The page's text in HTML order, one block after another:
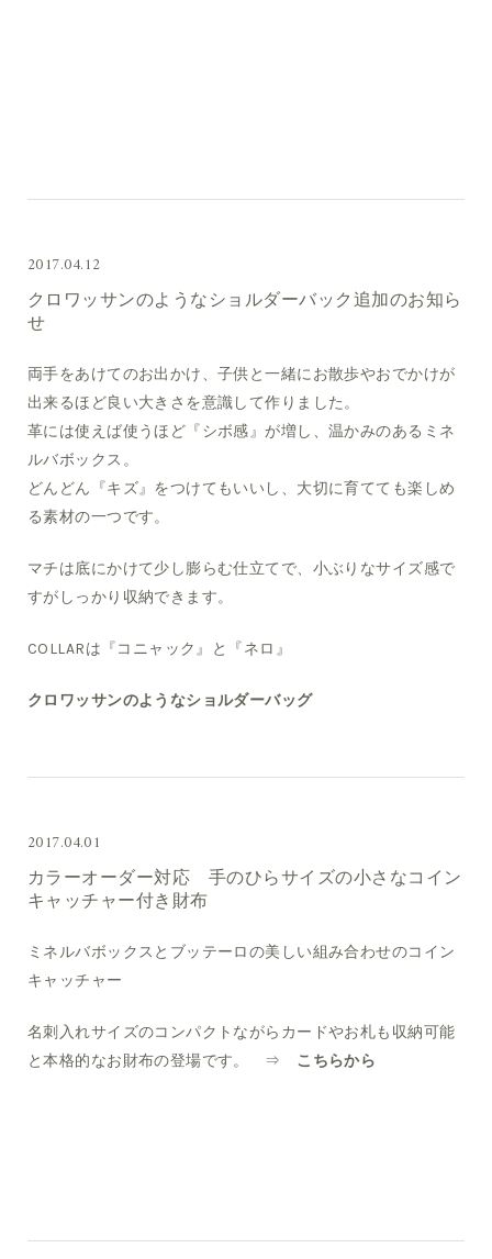
2017.04.12
クロワッサンのようなショルダーバック追加のお知ら
せ
両手をあけてのお出かけ、子供と一緒にお散歩やおでかけが
出来るほど良い大きさを意識して作りました。
革には使えば使うほど『シボ感』が増し、温かみのあるミネ
ルバボックス。
どんどん『キズ』をつけてもいいし、大切に育てても楽しめ
る素材の一つです。
マチは底にかけて少し膨らむ仕立てで、小ぶりなサイズ感で
すがしっかり収納できます。
COLLARは『コニャック』と『ネロ』
クロワッサンのようなショルダーバッグ
2017.04.01
カラーオーダー対応 手のひらサイズの小さなコイン
キャッチャー付き財布
ミネルバボックスとブッテーロの美しい組み合わせのコイン
キャッチャー
名刺入れサイズのコンパクトながらカードやお札も収納可能
と本格的なお財布の登場です。 ⇒ こちらから